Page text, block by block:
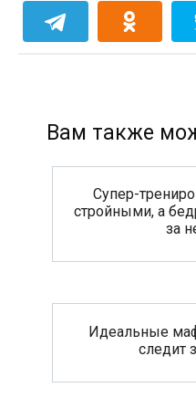
Вам также
Супер-
стройными, а
за
Идеальные
следит